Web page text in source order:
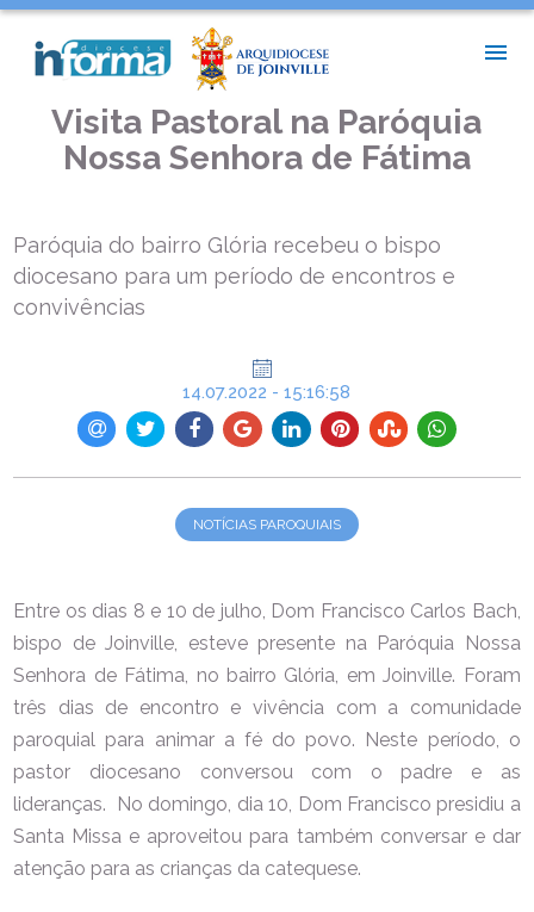
VISITA PASTORAL NA PARÓQUIA NOSSA SENHORA DE FÁTIMA
Visita Pastoral na Paróquia
Nossa Senhora de Fátima
Paróquia do bairro Glória recebeu o bispo
diocesano para um período de encontros e
convivências
14.07.2022 - 15:16:58
NOTÍCIAS PAROQUIAIS
Entre os dias 8 e 10 de julho, Dom Francisco Carlos Bach,
bispo de Joinville, esteve presente na Paróquia Nossa
Senhora de Fátima, no bairro Glória, em Joinville. Foram
três dias de encontro e vivência com a comunidade
paroquial para animar a fé do povo. Neste período, o
pastor diocesano conversou com o padre e as
lideranças. No domingo, dia 10, Dom Francisco presidiu a
Santa Missa e aproveitou para também conversar e dar
atenção para as crianças da catequese.